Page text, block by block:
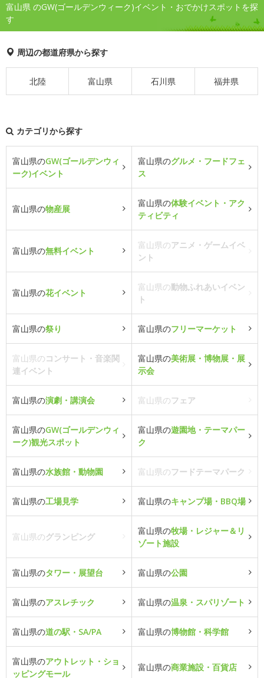
富山県 のGW(ゴールデンウィーク)イベント・おでかけスポットを探
す
周辺の都道府県から探す
北陸 富山県 石川県 福井県
カテゴリから探す
富山県のGW(ゴールデンウィ
ーク)イベント
富山県のグルメ・フードフェ
ス
富山県の物産展
富山県の体験イベント・アク
ティビティ
富山県の無料イベント
富山県のアニメ・ゲームイベ
ント
富山県の花イベント
富山県の動物ふれあいイベン
ト
富山県の祭り 富山県のフリーマーケット
富山県のコンサート・音楽関
連イベント
富山県の美術展・博物展・展
示会
富山県の演劇・講演会 富山県のフェア
富山県のGW(ゴールデンウィ
ーク)観光スポット
富山県の遊園地・テーマパー
ク
富山県の水族館・動物園 富山県のフードテーマパーク
富山県の工場見学 富山県のキャンプ場・BBQ場
富山県のグランピング
富山県の牧場・レジャー＆リ
ゾート施設
富山県のタワー・展望台 富山県の公園
富山県のアスレチック 富山県の温泉・スパリゾート
富山県の道の駅・SA/PA 富山県の博物館・科学館
富山県のアウトレット・ショ
ッピングモール
富山県の商業施設・百貨店